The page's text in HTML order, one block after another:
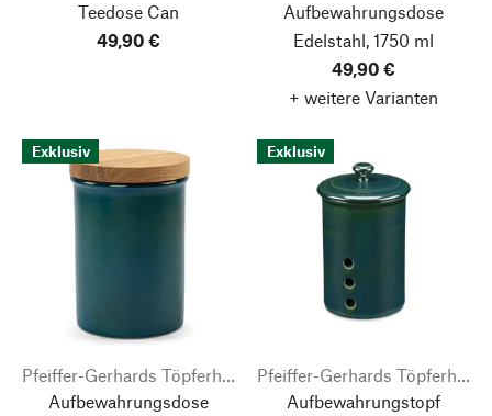
Teedose Can
49,90 €
Aufbewahrungsdose
Edelstahl, 1750 ml
49,90 €
+ weitere Varianten
Exklusiv
Pfeiffer-Gerhards Töpferhof
Aufbewahrungsdose
Exklusiv
Pfeiffer-Gerhards Töpferhof
Aufbewahrungstopf